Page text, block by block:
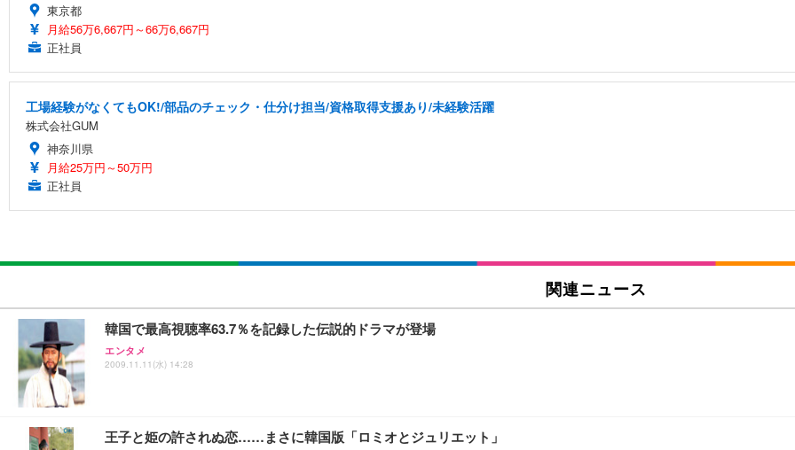
東京都
月給56万6,667円～66万6,667円
正社員
工場経験がなくてもOK!/部品のチェック・仕分け担当/資格取得支援あり/未経験活躍
株式会社GUM
神奈川県
月給25万円～50万円
正社員
関連ニュース
韓国で最高視聴率63.7％を記録した伝説的ドラマが登場
エンタメ
2009.11.11(水) 14:28
王子と姫の許されぬ恋……まさに韓国版「ロミオとジュリエット」